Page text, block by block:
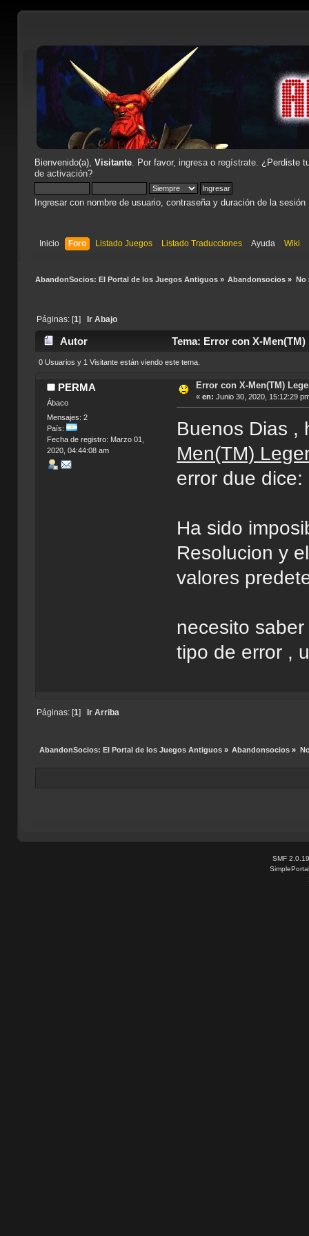
Bienvenido(a), Visitante. Por favor, ingresao regístrate. ¿Perdiste
de activación?
Ingresar con nombre de usuario, contraseña y duración de la sesión
Inicio Foro Listado Juegos Listado Traducciones Ayuda Wiki
AbandonSocios: El Portal de los Juegos Antiguos» Abandonsocios » No
Páginas: [1] Ir Abajo
Autor Tema: Error con X-
0 Usuarios y 1 Visitante están viendo este tema.
PERMA
Ábaco
Mensajes: 2
País:
Fecha de registro: Marzo 01,
2020, 04:44:08 am
Error con X-Men(TM)
« en: Junio 30, 2020, 15:12:29
Buenos Dias ,
Men(TM)
error due
Ha sido
Resolucion y
valores
necesito
tipo de error ,
Páginas: [1] Ir Arriba
AbandonSocios: El Portal de los Juegos Antiguos» Abandonsocios »
SMF 2.0.19